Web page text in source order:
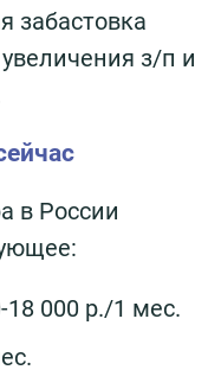
забастовка
з/п и
в России
000 р./1 мес.